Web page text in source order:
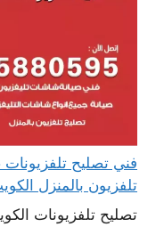
تلفزيون بالمنزل
تصليح تلفزيونات